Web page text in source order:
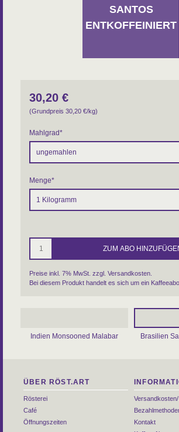
Aufbereitung: washed, Co2-decaff.
Region: Minas Gerais
SANTOS
ENTKOFFEINIERT
30,20 €
(Grundpreis 30,20 €/kg)
Mahlgrad*
Menge*
Preise inkl. 7% MwSt. zzgl. Versandkosten
Bei diesem Produkt handelt es sich um ein
Indien Monsooned Malabar Brasilien
ÜBER RÖST.ART
Rösterei
Café
Öffnungszeiten
Kontakt